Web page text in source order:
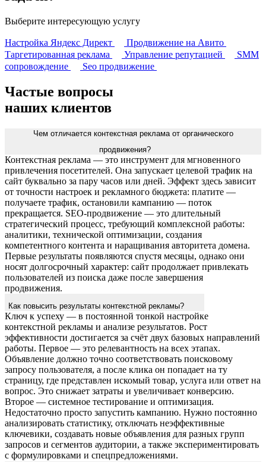
Выберите интересующую услугу
Настройка Яндекс Директ
Продвижение на Авито
Таргетированная реклама
Управление репутацией
SMM
сопровождение
Seo продвижение
Частые вопросы
наших клиентов
Чем отличается контекстная реклама от органического
продвижения?
Контекстная реклама — это инструмент для мгновенного
привлечения посетителей. Она запускает целевой трафик на
сайт буквально за пару часов или дней. Эффект здесь зависит
от точности настроек и рекламного бюджета: платите —
получаете трафик, остановили кампанию — поток
прекращается. SEO-продвижение — это длительный
стратегический процесс, требующий комплексной работы:
аналитики, технической оптимизации, создания
компетентного контента и наращивания авторитета домена.
Первые результаты появляются спустя месяцы, однако они
носят долгосрочный характер: сайт продолжает привлекать
пользователей из поиска даже после завершения
продвижения.
Как повысить результаты контекстной рекламы?
Ключ к успеху — в постоянной тонкой настройке
контекстной рекламы и анализе результатов. Рост
эффективности достигается за счёт двух базовых направлений
работы. Первое — это релевантность на всех этапах.
Объявление должно точно соответствовать поисковому
запросу пользователя, а после клика он попадает на ту
страницу, где представлен искомый товар, услуга или ответ на
вопрос. Это снижает затраты и увеличивает конверсию.
Второе — системное тестирование и оптимизация.
Недостаточно просто запустить кампанию. Нужно постоянно
анализировать статистику, отключать неэффективные
ключевики, создавать новые объявления для разных групп
запросов и сегментов аудитории, а также экспериментировать
с формулировками и спецпредложениями.